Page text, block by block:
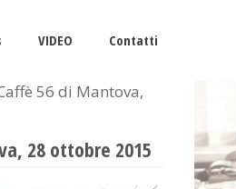
VIDEO Contatti
56 di Mantova,
28 ottobre 2015